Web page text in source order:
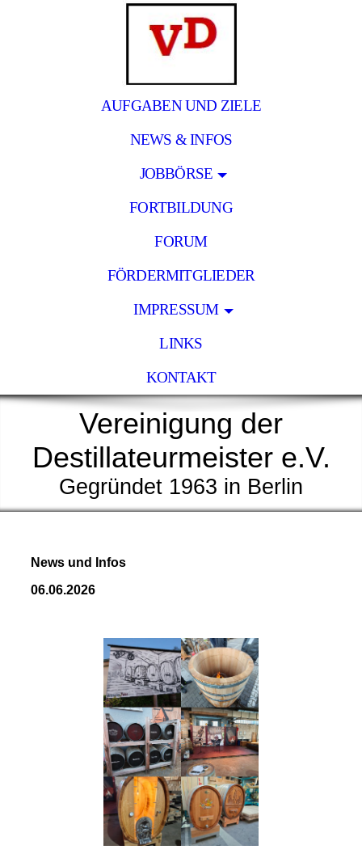
AUFGABEN UND ZIELE
NEWS & INFOS
JOBBÖRSE
FORTBILDUNG
FORUM
FÖRDERMITGLIEDER
IMPRESSUM
LINKS
KONTAKT
Vereinigung der
Destillateurmeister e.V.
Gegründet 1963 in Berlin
News und Infos
06.06.2026